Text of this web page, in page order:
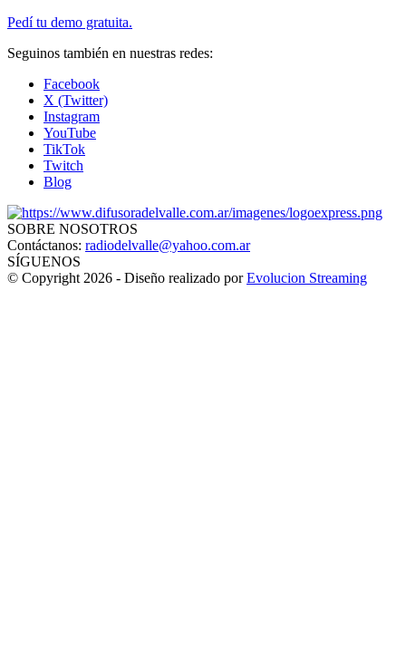
Pedí tu demo gratuita.
Seguinos también en nuestras redes:
Facebook
X (Twitter)
Instagram
YouTube
TikTok
Twitch
Blog
SOBRE NOSOTROS
Contáctanos: radiodelvalle@yahoo.com.ar
SÍGUENOS
© Copyright 2026 - Diseño realizado porEvolucion Streaming